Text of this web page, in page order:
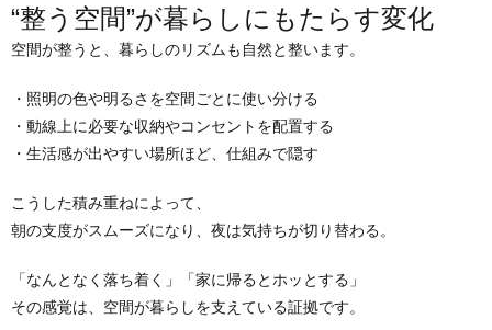
“整う空間”が暮らしにもたらす変化
空間が整うと、暮らしのリズムも自然と整います。
・照明の色や明るさを空間ごとに使い分ける
・動線上に必要な収納やコンセントを配置する
・生活感が出やすい場所ほど、仕組みで隠す
こうした積み重ねによって、
朝の支度がスムーズになり、夜は気持ちが切り替わる。
「なんとなく落ち着く」「家に帰るとホッとする」
その感覚は、空間が暮らしを支えている証拠です。